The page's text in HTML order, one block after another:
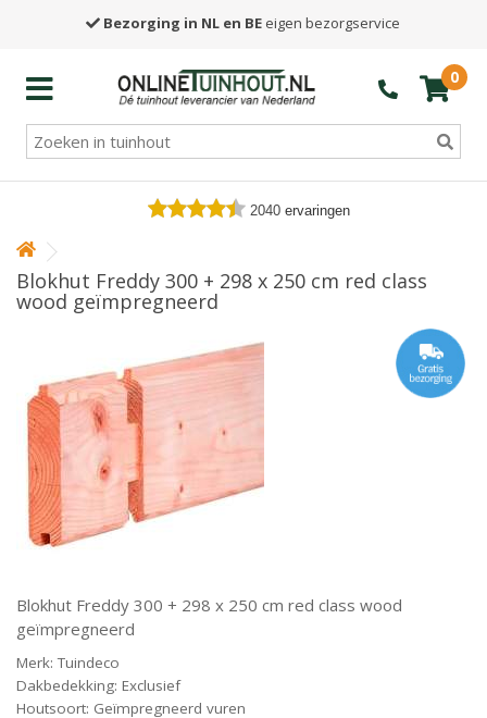
Bezorging in NL en BE eigen bezorgservice
0
2040 ervaringen
Blokhut Freddy 300 + 298 x 250 cm red class
wood geïmpregneerd
Blokhut Freddy 300 + 298 x 250 cm red class wood
geïmpregneerd
Merk: Tuindeco
Dakbedekking: Exclusief
Houtsoort: Geïmpregneerd vuren